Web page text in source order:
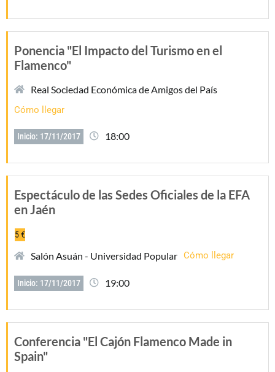
Ponencia "El Impacto del Turismo en el
Flamenco"
Real Sociedad Económica de Amigos del País
Cómo llegar
Inicio: 17/11/2017 18:00
Espectáculo de las Sedes Oficiales de la EFA
en Jaén
5 €
Salón Asuán - Universidad Popular Cómo llegar
Inicio: 17/11/2017 19:00
Conferencia "El Cajón Flamenco Made in
Spain"